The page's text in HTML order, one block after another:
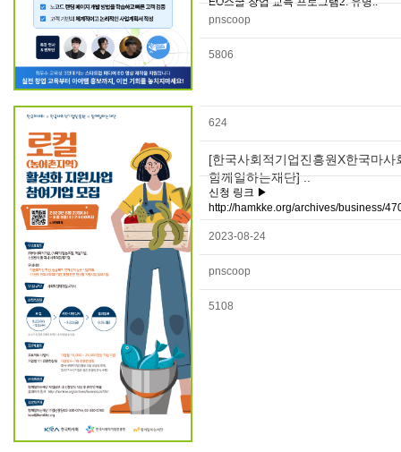
pnscoop
5806
624
[한국사회적기업진흥원X한국마사
함께일하는재단] ..
신청 링크 ▶
http://hamkke.org/archives/business/
2023-08-24
pnscoop
5108